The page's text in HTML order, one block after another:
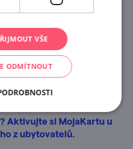
karta
na hrad, do
i na kafe
Aktivujte si MojaKartu u
z ubytovatelů.
VŠE
ODMÍTNOUT